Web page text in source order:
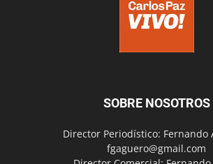
SOBRE NOSOTROS
Director Periodístico: Fernando
fgaguero@gmail.com